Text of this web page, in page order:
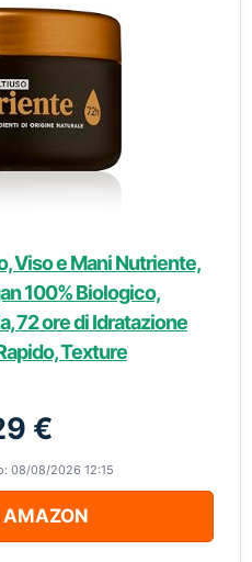
Viso e Mani Nutriente,
100% Biologico,
72 ore di Idratazione
Texture
€
08/08/2026 12:15
AMAZON